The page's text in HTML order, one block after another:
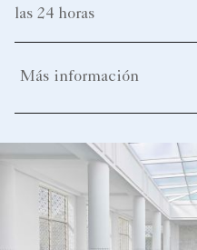
las 24 horas
Más información